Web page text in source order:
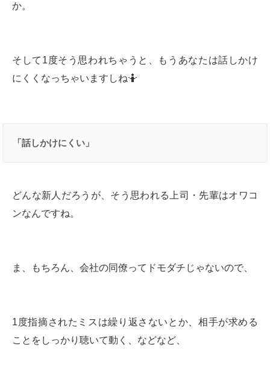
か。
そして1度そう思われちゃうと、もうあなたは話しかけ
にくくなっちゃいますしね🤷
「話しかけにくい」
どんな新人だろうが、そう思われる上司・先輩はオワコ
ンなんですね。
ま、もちろん、会社の同僚ってドモダチじゃないので、
1度指摘されたミスは繰り返さないとか、相手が求める
ことをしっかり聴いて動く、などなど、